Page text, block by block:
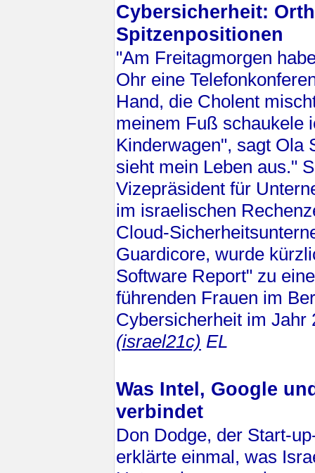
Cybersicherheit:
Spitzenpositionen
"Am Freitagmorgen
Ohr eine
Hand, die Cholent
meinem Fuß schaukele
Kinderwagen", sagt Ola
sieht mein Leben aus."
Vizepräsident für
im israelischen
Cloud-
Guardicore, wurde
Software Report" zu
führenden Frauen im
Cybersicherheit im Jahr
(israel21c) EL
Was Intel, Google
verbindet
Don Dodge, der Start-
erklärte einmal, was